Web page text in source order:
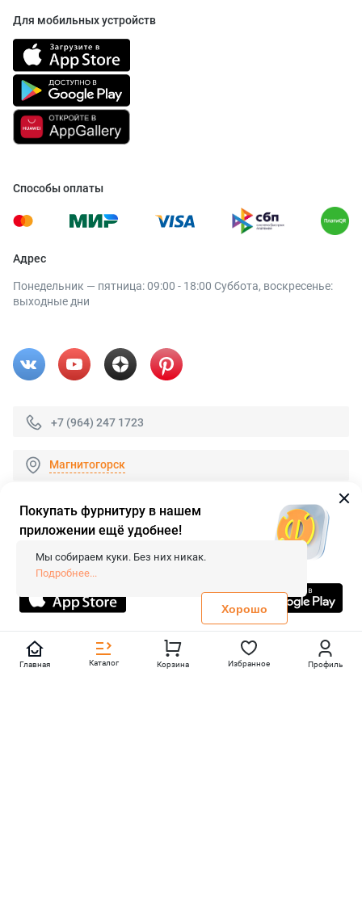
Для мобильных устройств
Способы оплаты
Адрес
Понедельник — пятница: 09:00 - 18:00 Суббота, воскресенье:
выходные дни
+7 (964) 247 1723
Магнитогорск
© 2026 «FieraShop.ru»
Сопровождение сайта
- Вебформат.
Все права защищены.
Не является публичной офертой
Политика конфиденциальности
Главная Каталог Корзина Избранное Профиль
Покупать фурнитуру в нашем
приложении ещё удобнее!
Мы собираем куки. Без них никак.
Подробнее...
Хорошо